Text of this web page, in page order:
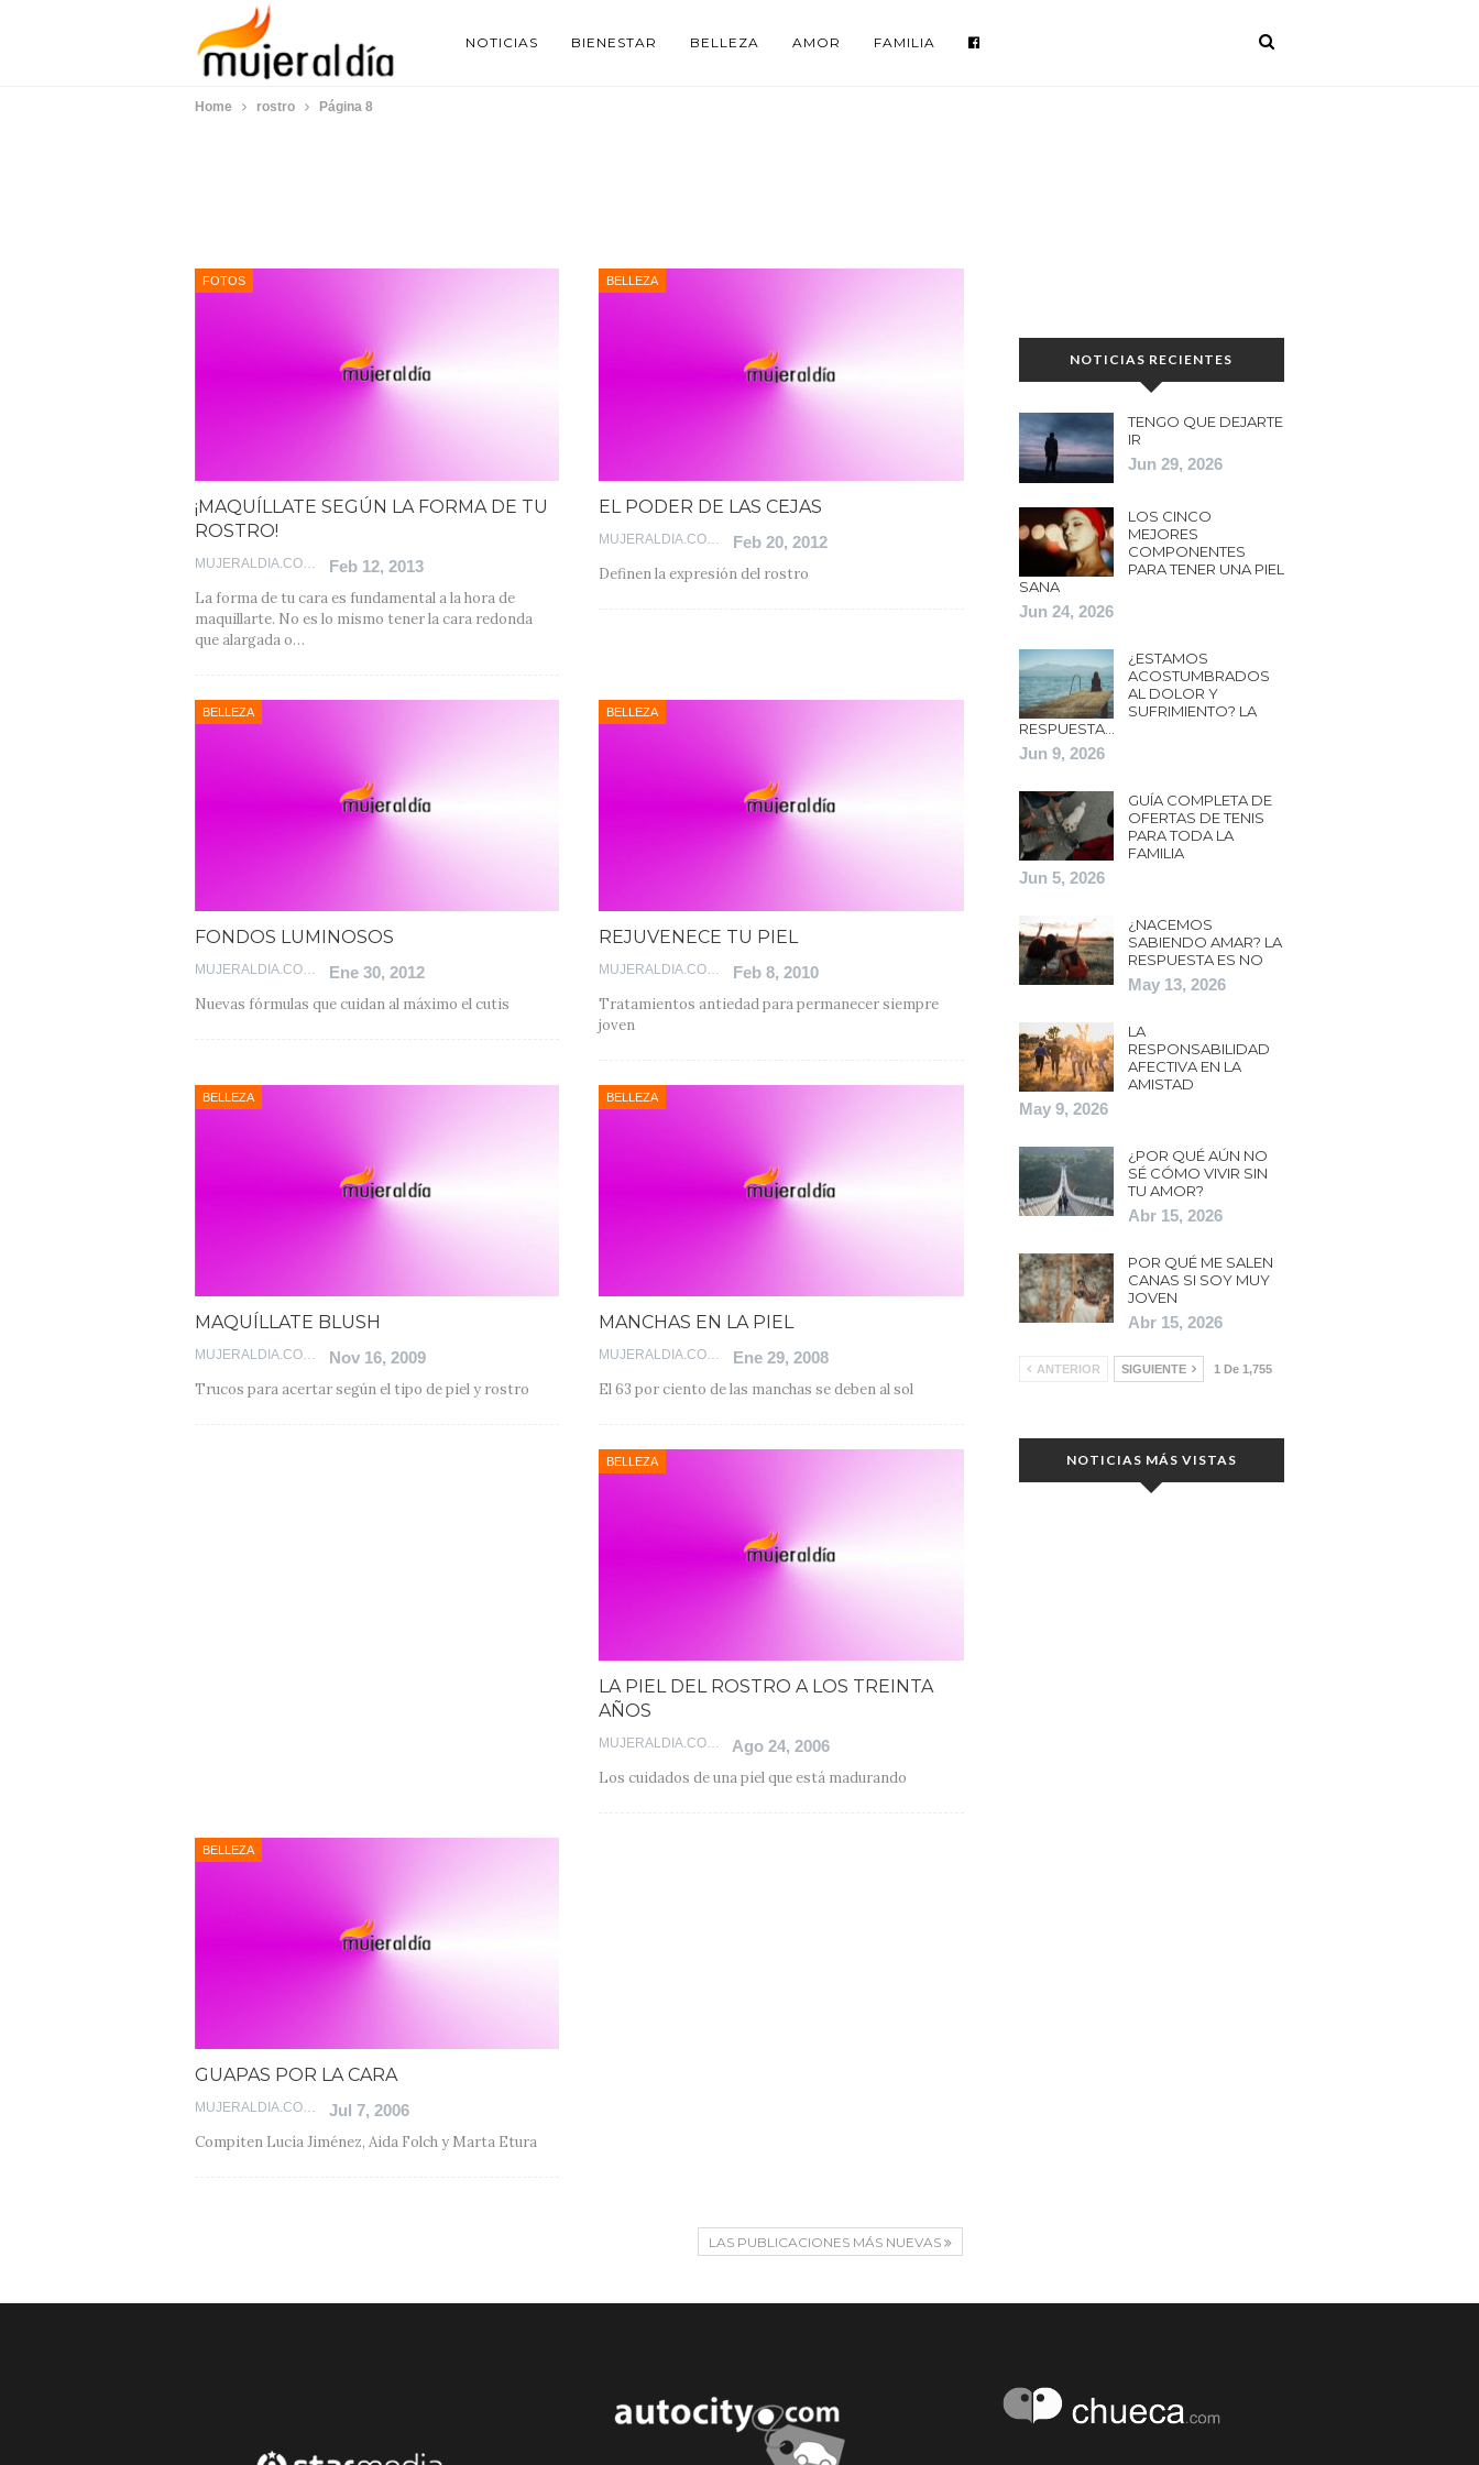
NOTICIAS BIENESTAR BELLEZA AMOR FAMILIA
Home rostro Página 8
FOTOS
¡MAQUÍLLATE SEGÚN LA FORMA DE TU
ROSTRO!
Feb 12, 2013
La forma de tu cara es fundamental a la hora de
maquillarte. No es lo mismo tener la cara redonda
que alargada o…
BELLEZA
EL PODER DE LAS CEJAS
Feb 20, 2012
Definen la expresión del rostro
BELLEZA
FONDOS LUMINOSOS
Ene 30, 2012
Nuevas fórmulas que cuidan al máximo el cutis
BELLEZA
REJUVENECE TU PIEL
Feb 8, 2010
Tratamientos antiedad para permanecer siempre
joven
BELLEZA
MAQUÍLLATE BLUSH
MUJERALDIA.COM
Nov 16, 2009
Trucos para acertar según el tipo de piel y rostro
BELLEZA
MANCHAS EN LA PIEL
MUJERALDIA.COM
Ene 29, 2008
El 63 por ciento de las manchas se deben al sol
BELLEZA
LA PIEL DEL ROSTRO A LOS TREINTA
AÑOS
MUJERALDIA.COM
Ago 24, 2006
Los cuidados de una piel que está madurando
BELLEZA
GUAPAS POR LA CARA
MUJERALDIA.COM
Jul 7, 2006
Compiten Lucía Jiménez, Aida Folch y Marta Etura
LAS PUBLICACIONES MÁS NUEVAS
NOTICIAS RECIENTES
TENGO QUE DEJARTE
IR
Jun 29, 2026
LOS CINCO
MEJORES
COMPONENTES
PARA TENER UNA PIEL
SANA
Jun 24, 2026
¿ESTAMOS
ACOSTUMBRADOS
AL DOLOR Y
SUFRIMIENTO? LA
RESPUESTA…
Jun 9, 2026
GUÍA COMPLETA DE
OFERTAS DE TENIS
PARA TODA LA
FAMILIA
Jun 5, 2026
¿NACEMOS
SABIENDO AMAR? LA
RESPUESTA ES NO
May 13, 2026
LA
RESPONSABILIDAD
AFECTIVA EN LA
AMISTAD
May 9, 2026
¿POR QUÉ AÚN NO
SÉ CÓMO VIVIR SIN
TU AMOR?
Abr 15, 2026
POR QUÉ ME SALEN
CANAS SI SOY MUY
JOVEN
Abr 15, 2026
ANTERIOR SIGUIENTE 1 De 1,755
NOTICIAS MÁS VISTAS